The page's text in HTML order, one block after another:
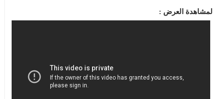
لمشاهدة العرض :